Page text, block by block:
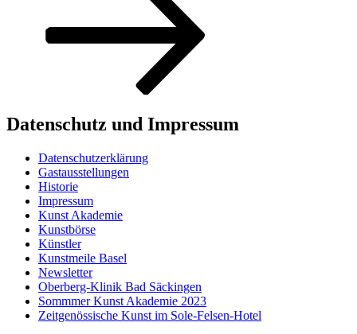
Datenschutz und Impressum
Datenschutzerklärung
Gastausstellungen
Historie
Impressum
Kunst Akademie
Kunstbörse
Künstler
Kunstmeile Basel
Newsletter
Oberberg-Klinik Bad Säckingen
Sommmer Kunst Akademie 2023
Zeitgenössische Kunst im Sole-Felsen-Hotel